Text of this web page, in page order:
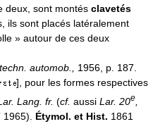
deux, sont montés clavetés
ils sont placés latéralement
» autour de ces deux
automob., 1956, p. 187.
], pour les formes respectives
Lang. fr. (cf. aussi Lar. 20e
Étymol. et Hist. 1861